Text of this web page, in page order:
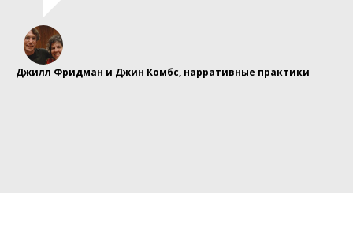
Джилл Фридман и Джин Комбс, нарративные практики